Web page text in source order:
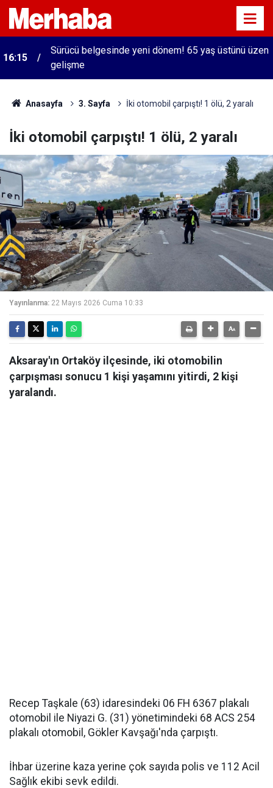
16:15
Sürücü belgesinde yeni dönem! 65 yaş üstünü üzen
gelişme
Anasayfa 3. Sayfa İki otomobil çarpıştı! 1 ölü, 2 yaralı
İki otomobil çarpıştı! 1 ölü, 2 yaralı
Yayınlanma: 22 Mayıs 2026 Cuma 10:33
Aksaray'ın Ortaköy ilçesinde, iki otomobilin
çarpışması sonucu 1 kişi yaşamını yitirdi, 2 kişi
yaralandı.
Recep Taşkale (63) idaresindeki 06 FH 6367 plakalı
otomobil ile Niyazi G. (31) yönetimindeki 68 ACS 254
plakalı otomobil, Gökler Kavşağı'nda çarpıştı.
İhbar üzerine kaza yerine çok sayıda polis ve 112 Acil
Sağlık ekibi sevk edildi.